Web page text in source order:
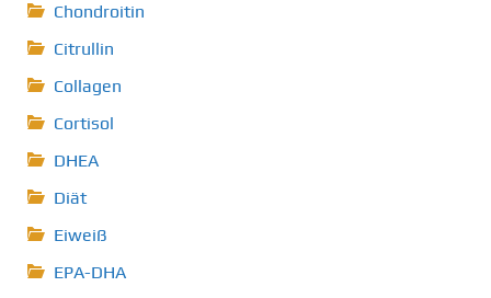
Chondroitin
Citrullin
Collagen
Cortisol
DHEA
Diät
Eiweiß
EPA-DHA